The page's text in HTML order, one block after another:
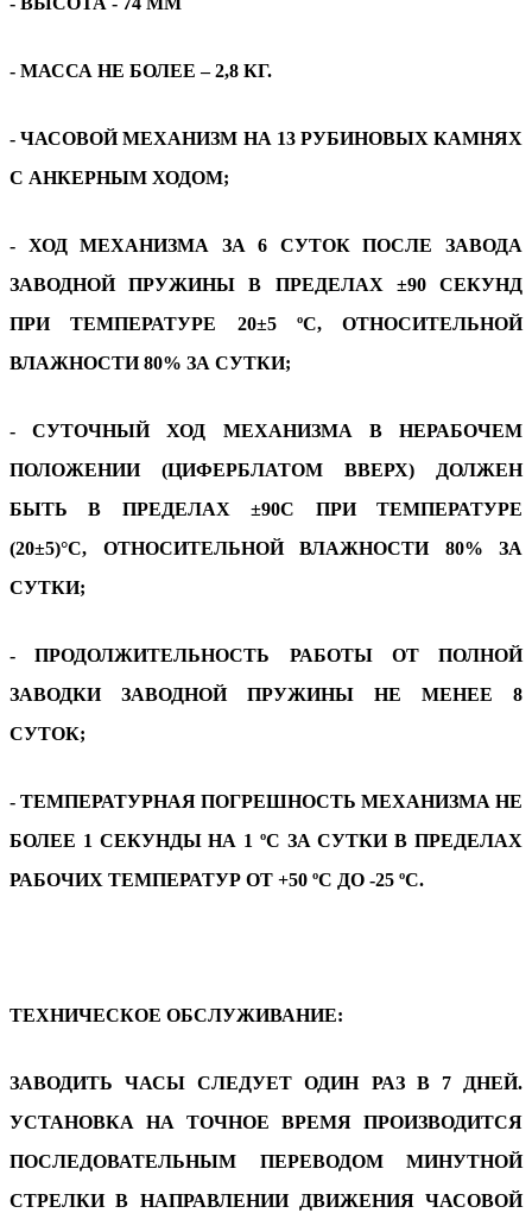
- МАССА НЕ БОЛЕЕ – 2,8 КГ.
- ЧАСОВОЙ МЕХАНИЗМ НА 13 РУБИНОВЫХ КАМНЯХ
С АНКЕРНЫМ ХОДОМ;
- ХОД МЕХАНИЗМА ЗА 6 СУТОК ПОСЛЕ ЗАВОДА
ЗАВОДНОЙ ПРУЖИНЫ В ПРЕДЕЛАХ ±90 СЕКУНД
ПРИ ТЕМПЕРАТУРЕ 20±5 ºС, ОТНОСИТЕЛЬНОЙ
ВЛАЖНОСТИ 80% ЗА СУТКИ;
- СУТОЧНЫЙ ХОД МЕХАНИЗМА В НЕРАБОЧЕМ
ПОЛОЖЕНИИ (ЦИФЕРБЛАТОМ ВВЕРХ) ДОЛЖЕН
БЫТЬ В ПРЕДЕЛАХ ±90С ПРИ ТЕМПЕРАТУРЕ
(20±5)°С, ОТНОСИТЕЛЬНОЙ ВЛАЖНОСТИ 80% ЗА
СУТКИ;
- ПРОДОЛЖИТЕЛЬНОСТЬ РАБОТЫ ОТ ПОЛНОЙ
ЗАВОДКИ ЗАВОДНОЙ ПРУЖИНЫ НЕ МЕНЕЕ 8
СУТОК;
- ТЕМПЕРАТУРНАЯ ПОГРЕШНОСТЬ МЕХАНИЗМА НЕ
БОЛЕЕ 1 СЕКУНДЫ НА 1 ºС ЗА СУТКИ В ПРЕДЕЛАХ
РАБОЧИХ ТЕМПЕРАТУР ОТ +50 ºС ДО -25 ºС.
ТЕХНИЧЕСКОЕ ОБСЛУЖИВАНИЕ:
ЗАВОДИТЬ ЧАСЫ СЛЕДУЕТ ОДИН РАЗ В 7 ДНЕЙ.
УСТАНОВКА НА ТОЧНОЕ ВРЕМЯ ПРОИЗВОДИТСЯ
ПОСЛЕДОВАТЕЛЬНЫМ ПЕРЕВОДОМ МИНУТНОЙ
СТРЕЛКИ В НАПРАВЛЕНИИ ДВИЖЕНИЯ ЧАСОВОЙ